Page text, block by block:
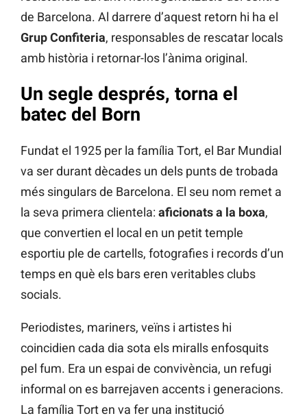
de Barcelona. Al darrere d’aquest retorn hi ha el
Grup Confiteria, responsables de rescatar locals
amb història i retornar-los l’ànima original.
Un segle després, torna el
batec del Born
Fundat el 1925 per la família Tort, el Bar Mundial
va ser durant dècades un dels punts de trobada
més singulars de Barcelona. El seu nom remet a
la seva primera clientela: aficionats a la boxa,
que convertien el local en un petit temple
esportiu ple de cartells, fotografies i records d’un
temps en què els bars eren veritables clubs
socials.
Periodistes, mariners, veïns i artistes hi
coincidien cada dia sota els miralls enfosquits
pel fum. Era un espai de convivència, un refugi
informal on es barrejaven accents i generacions.
La família Tort en va fer una institució